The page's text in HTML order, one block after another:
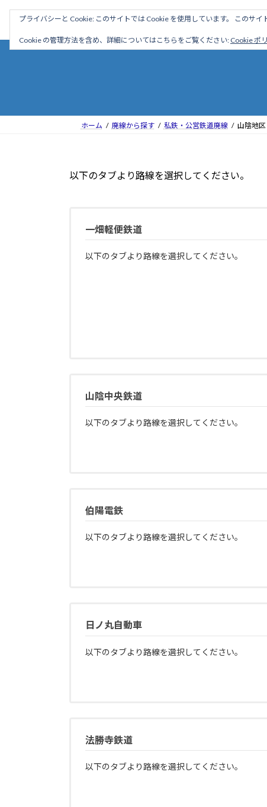
駅名読み方大全
ホーム 廃線から探す 私鉄・公営鉄道廃線 山陰地区
以下のタブより路線を選択してください。
一畑軽便鉄道
以下のタブより路線を選択してください。
山陰中央鉄道
以下のタブより路線を選択してください。
伯陽電鉄
以下のタブより路線を選択してください。
日ノ丸自動車
以下のタブより路線を選択してください。
法勝寺鉄道
以下のタブより路線を選択してください。
プライバシーと Cookie: このサイトでは Cookie を使用しています。 このサ
Cookie の管理方法を含め、詳細についてはこちらをご覧ください: Cookie ポ